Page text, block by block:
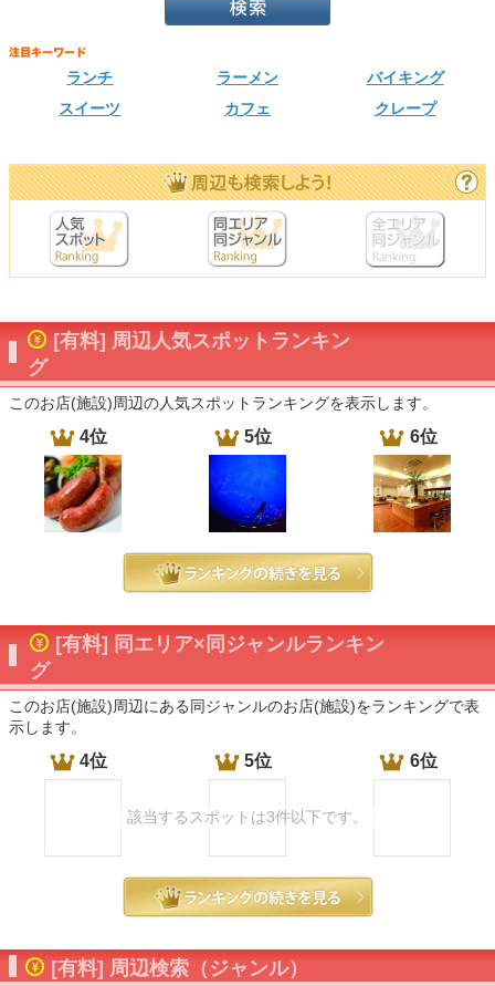
ランチ ラーメン
バイキング
スイーツ
カフェ クレープ
[有料] 周辺人気スポットランキン
グ
このお店(施設)周辺の人気スポットランキングを表示します。
4位 5位 6位
[有料] 同エリア×同ジャンルランキン
グ
このお店(施設)周辺にある同ジャンルのお店(施設)をランキングで表
示します。
4位 5位 6位
該当するスポットは3件以下です。
[有料] 周辺検索（ジャンル）